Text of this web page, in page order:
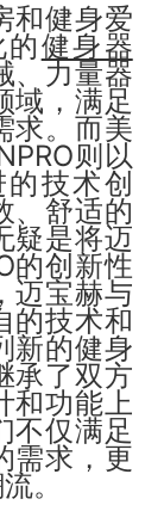
和健身爱
健身器
、力量器
域，满足
求。而美
则以
技术创
、舒适的
疑是将迈
的创新性
迈宝赫与
的技术和
新的健身
承了双方
和功能上
不仅满足
需求，更
。